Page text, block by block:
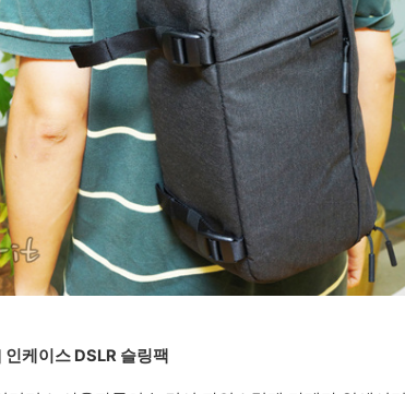
케이스 DSLR 슬링팩